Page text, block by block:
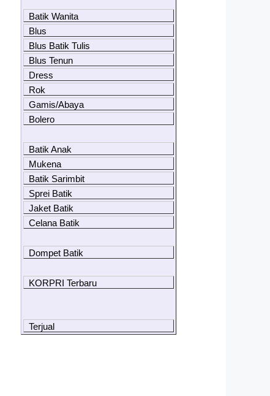
Batik Wanita
Blus
Blus Batik Tulis
Blus Tenun
Dress
Rok
Gamis/Abaya
Bolero
Batik Anak
Mukena
Batik Sarimbit
Sprei Batik
Jaket Batik
Celana Batik
Dompet Batik
KORPRI Terbaru
Terjual